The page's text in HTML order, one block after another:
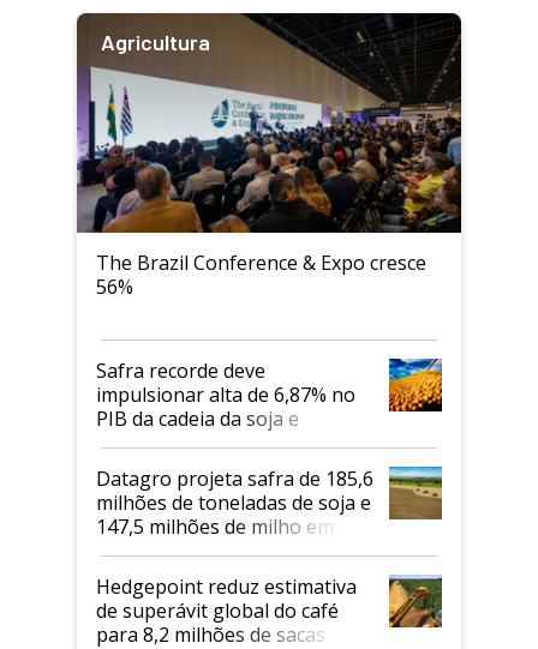
Agricultura
The Brazil Conference & Expo cresce
56%
Safra recorde deve
impulsionar alta de 6,87% no
PIB da cadeia da soja e
biodiesel em 2026
Datagro projeta safra de 185,6
milhões de toneladas de soja e
147,5 milhões de milho em
2026/27
Hedgepoint reduz estimativa
de superávit global do café
para 8,2 milhões de sacas